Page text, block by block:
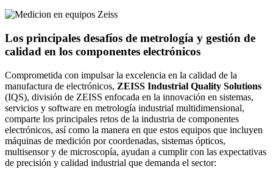
Los principales desafíos de metrología y gestión de
calidad en los componentes electrónicos
Comprometida con impulsar la excelencia en la calidad de la
manufactura de electrónicos, ZEISS Industrial Quality Solutions
(IQS), división de ZEISS enfocada en la innovación en sistemas,
servicios y software en metrología industrial multidimensional,
comparte los principales retos de la industria de componentes
electrónicos, así como la manera en que estos equipos que incluyen
máquinas de medición por coordenadas, sistemas ópticos,
multisensor y de microscopía, ayudan a cumplir con las expectativas
de precisión y calidad industrial que demanda el sector: